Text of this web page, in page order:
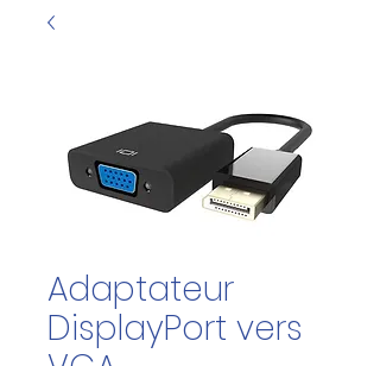
Adaptateur
DisplayPort vers